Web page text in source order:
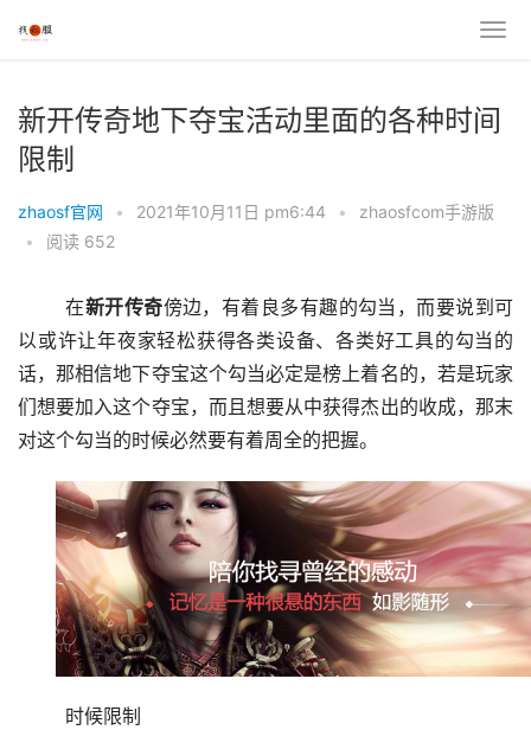
新开传奇地下夺宝活动里面的各种时间
限制
zhaosf官网 • 2021年10月11日 pm6:44 •
zhaosfcom手游版
•
阅读 652
	在
新开传奇傍边，有着良多有趣的勾当，而要说到可
以或许让年夜家轻松获得各类设备、各类好工具的勾当的
话，那相信地下夺宝这个勾当必定是榜上着名的，若是玩家
们想要加入这个夺宝，而且想要从中获得杰出的收成，那末
对这个勾当的时候必然要有着周全的把握。
	时候限制